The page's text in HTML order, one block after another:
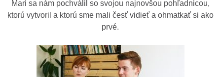
Mari sa nám pochválil so svojou najnovšou pohľadnicou,
ktorú vytvoril a ktorú sme mali česť vidieť a ohmatkať si ako
prvé.